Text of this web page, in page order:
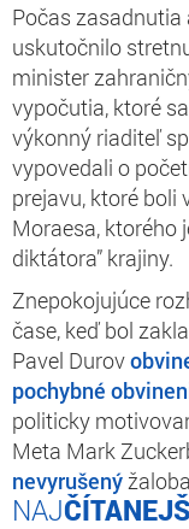
Počas
uskutočnilo
minister
vypočutia, ktoré
výkonný riaditeľ
vypovedali o
prejavu, ktoré boli
Moraesa, ktorého
diktátora” krajiny.
Znepokojujúce
čase, keď bol
Pavel Durov
pochybné
politicky
Meta Mark
nevyrušený